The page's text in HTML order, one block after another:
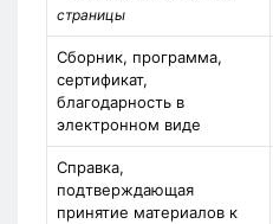
страницы
Сборник, программа,
сертификат,
благодарность в
электронном виде
Справка,
подтверждающая
принятие материалов к